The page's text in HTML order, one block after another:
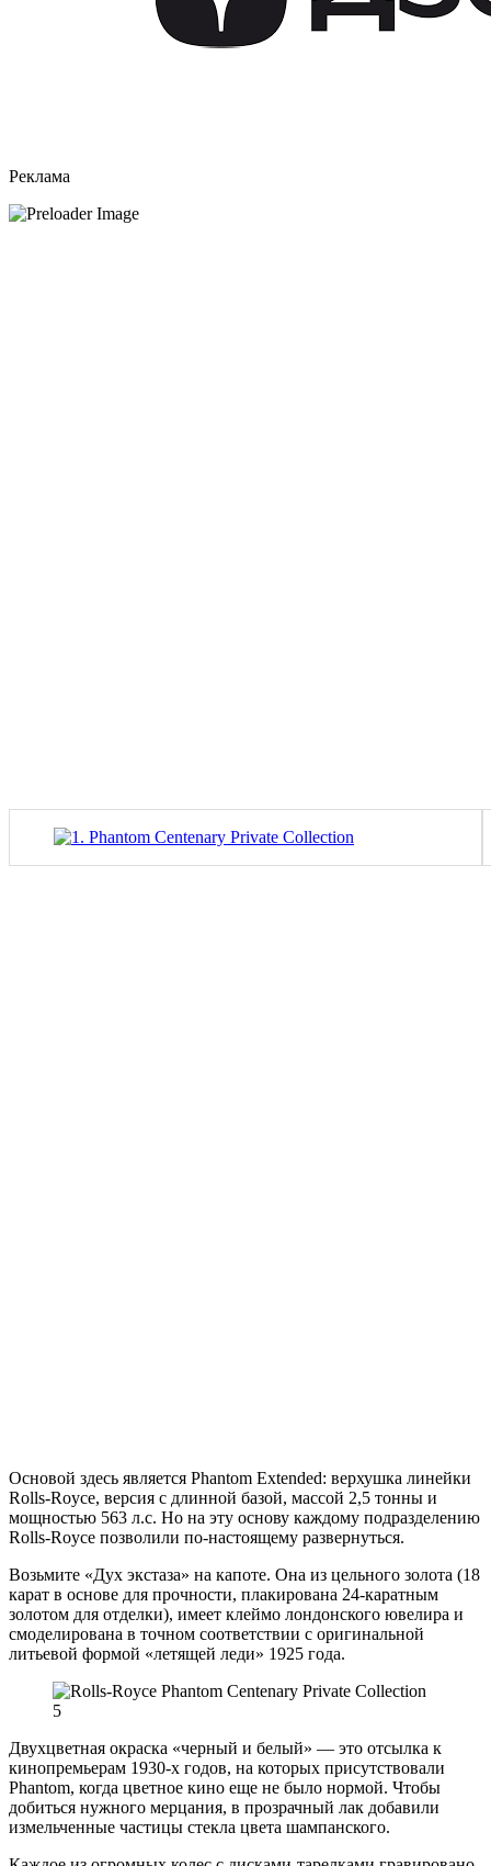
Реклама
Основой здесь является Phantom Extended: верхушка линейки
Rolls-Royce, версия с длинной базой, массой 2,5 тонны и
мощностью 563 л.с. Но на эту основу каждому подразделению
Rolls-Royce позволили по-настоящему развернуться.
Возьмите «Дух экстаза» на капоте. Она из цельного золота (18
карат в основе для прочности, плакирована 24-каратным
золотом для отделки), имеет клеймо лондонского ювелира и
смоделирована в точном соответствии с оригинальной
литьевой формой «летящей леди» 1925 года.
Двухцветная окраска «черный и белый» — это отсылка к
кинопремьерам 1930-х годов, на которых присутствовали
Phantom, когда цветное кино еще не было нормой. Чтобы
добиться нужного мерцания, в прозрачный лак добавили
измельченные частицы стекла цвета шампанского.